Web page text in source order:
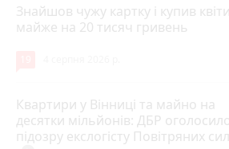
Знайшов чужу картку і купив квіти
майже на 20 тисяч гривень
Квартири у Вінниці та майно на
десятки мільйонів: ДБР оголосило
підозру екслогісту Повітряних сил